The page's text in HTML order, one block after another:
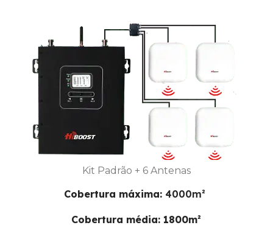
Kit Padrão + 6 Antenas
Cobertura máxima: 4000m²
Cobertura média: 1800m²